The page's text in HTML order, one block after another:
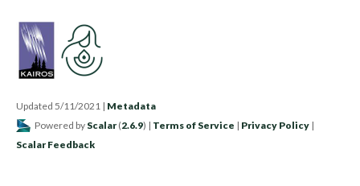
Updated 5/11/2021 | Metadata
Powered by Scalar (2.6.9) | Terms of Service | Privacy Policy |
Scalar Feedback